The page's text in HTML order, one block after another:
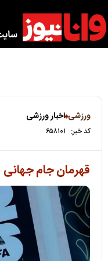
ورزشی اخبار ورزشی
کد خبر: ۶۵۸۱۰۱
قهرمان جام جهانی ۲۰۲۶ لو رفت